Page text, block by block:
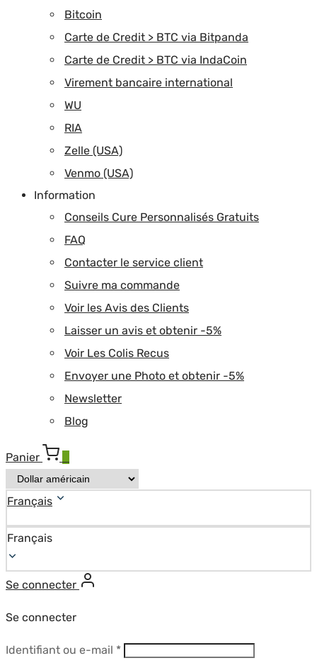
Bitcoin
Carte de Credit > BTC via Bitpanda
Carte de Credit > BTC via IndaCoin
Virement bancaire international
WU
RIA
Zelle (USA)
Venmo (USA)
Information
Conseils Cure Personnalisés Gratuits
FAQ
Contacter le service client
Suivre ma commande
Voir les Avis des Clients
Laisser un avis et obtenir -5%
Voir Les Colis Recus
Envoyer une Photo et obtenir -5%
Newsletter
Blog
Panier
Français
Français
Se connecter
Se connecter
Identifiant ou e-mail *Obligatoire